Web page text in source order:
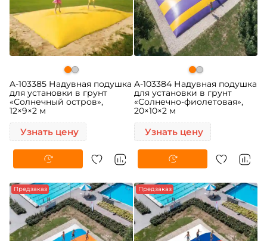
A-103385 Надувная подушка
для установки в грунт
«Солнечный остров»,
12×9×2 м
Узнать цену
A-103384 Надувная подушка
для установки в грунт
«Солнечно-фиолетовая»,
20×10×2 м
Узнать цену
Предзаказ Предзаказ